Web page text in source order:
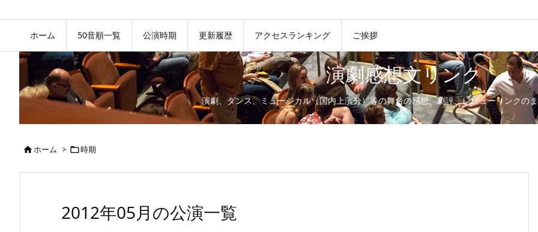
ホーム 50音順一覧 公演時期 更新履歴 アクセスランキング ご挨拶
演劇感想文リンク
演劇、ダンス、ミュージカル（国内上演分）等の舞台の感想、劇評、レビューリンクの
ホーム > 時期
2012年05月の公演一覧